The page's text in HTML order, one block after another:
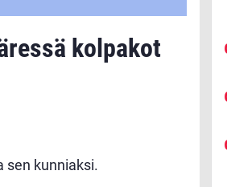
kolpakot
sen kunniaksi.